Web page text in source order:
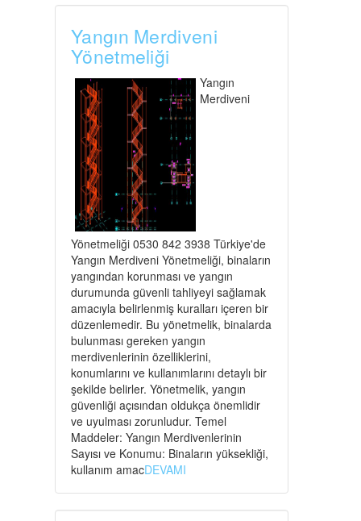
Yangın Merdiveni
Yönetmeliği
Yangın
Merdiveni
Yönetmeliği 0530 842 3938 Türkiye'de
Yangın Merdiveni Yönetmeliği, binaların
yangından korunması ve yangın
durumunda güvenli tahliyeyi sağlamak
amacıyla belirlenmiş kuralları içeren bir
düzenlemedir. Bu yönetmelik, binalarda
bulunması gereken yangın
merdivenlerinin özelliklerini,
konumlarını ve kullanımlarını detaylı bir
şekilde belirler. Yönetmelik, yangın
güvenliği açısından oldukça önemlidir
ve uyulması zorunludur. Temel
Maddeler: Yangın Merdivenlerinin
Sayısı ve Konumu: Binaların yüksekliği,
kullanım amacDEVAMI